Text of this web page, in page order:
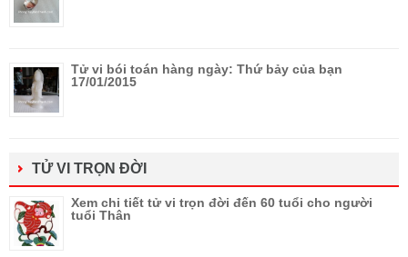
Tử vi bói toán hàng ngày: Thứ bảy của bạn
17/01/2015
TỬ VI TRỌN ĐỜI
Xem chi tiết tử vi trọn đời đến 60 tuổi cho người
tuổi Thân